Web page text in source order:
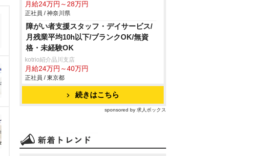
月給24万円～28万円
正社員 / 神奈川県
障がい者支援スタッフ・デイサービス/
月残業平均10h以下/ブランクOK/無資
格・未経験OK
kotrio紹介品川支店
月給24万円～40万円
正社員 / 東京都
続きはこちら
sponsored by 求人ボックス